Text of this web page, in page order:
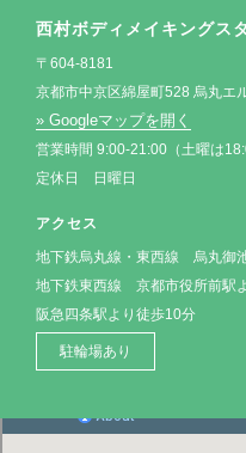
西村ボディメイキングス
〒604-8181
京都市中京区綿屋町528 烏丸エ
» Googleマップを開く
営業時間 9:00-21:00（土曜は
定休日 日曜日
アクセス
地下鉄烏丸線・東西線 烏丸御
地下鉄東西線 京都市役所前駅
阪急四条駅より徒歩10分
駐輪場あり